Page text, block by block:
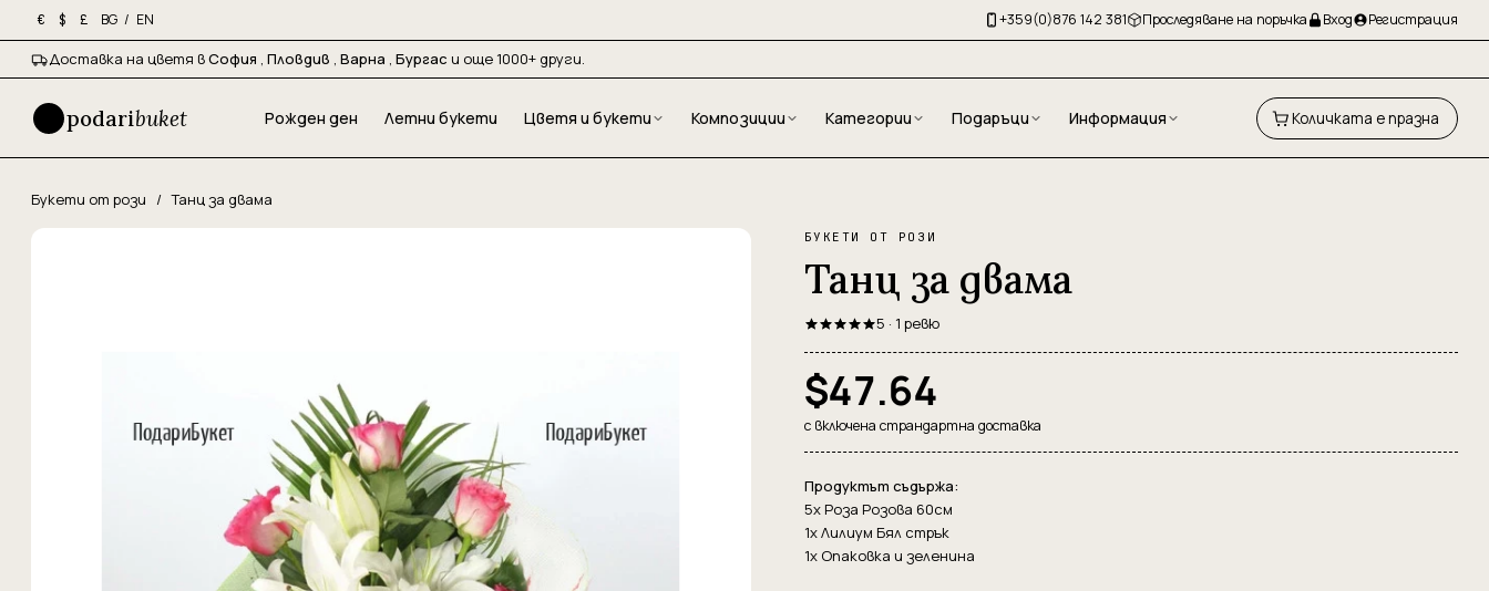
€ $ £ BG / EN +359(0)876 142 381 Проследяване на поръчка Вход Регистрация
Доставка на цветя вСофия , Пловдив , Варна , Бургас и още 1000+ други.
podaribuket Рожден ден Летни букети Цветя и букети Композиции Категории Подаръци Информация Количката е празна
Букети от рози / Танц за двама
БУКЕТИ ОТ РОЗИ
Танц за двама
5 · 1 ревю
$47.64
с включена страндартна доставка
Продуктът съдържа:
5x Роза Розова 60см
1x Лилиум Бял стрък
1x Опаковка и зеленина